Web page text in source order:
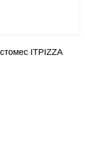
ITPIZZA